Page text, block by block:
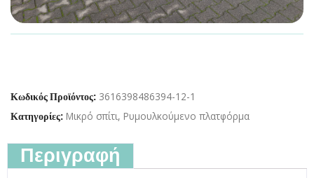
Κωδικός Προϊόντος: 3616398486394-12-1
Κατηγορίες: Μικρό σπίτι, Ρυμουλκούμενο πλατφόρμα
Περιγραφή